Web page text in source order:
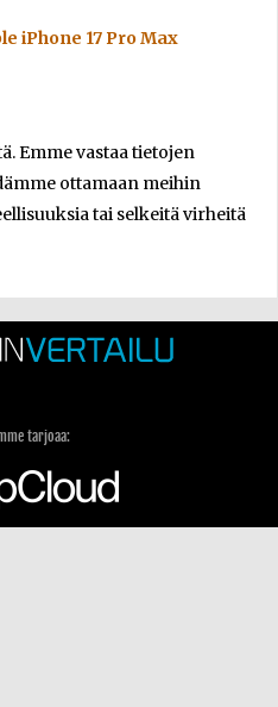
iPhone 17 Pro Max
Emme vastaa tietojen
ottamaan meihin
tai selkeitä virheitä
tarjoaa: